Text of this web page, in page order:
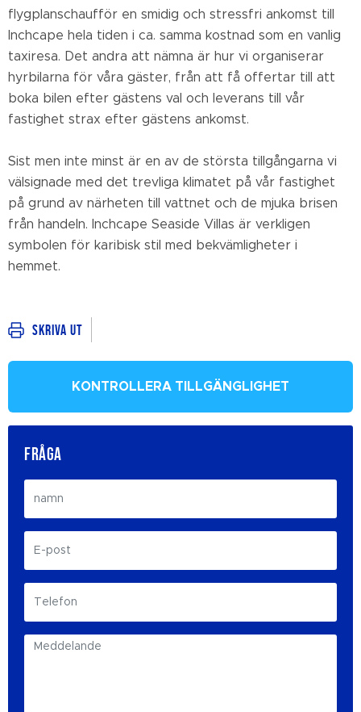
flygplanschaufför en smidig och stressfri ankomst till
Inchcape hela tiden i ca. samma kostnad som en vanlig
taxiresa. Det andra att nämna är hur vi organiserar
hyrbilarna för våra gäster, från att få offertar till att
boka bilen efter gästens val och leverans till vår
fastighet strax efter gästens ankomst.
Sist men inte minst är en av de största tillgångarna vi
välsignade med det trevliga klimatet på vår fastighet
på grund av närheten till vattnet och de mjuka brisen
från handeln. Inchcape Seaside Villas är verkligen
symbolen för karibisk stil med bekvämligheter i
hemmet.
Skriva ut
KONTROLLERA TILLGÄNGLIGHET
FRÅGA